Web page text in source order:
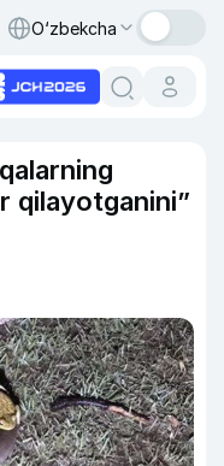
O‘zbekcha
qilayotganini”